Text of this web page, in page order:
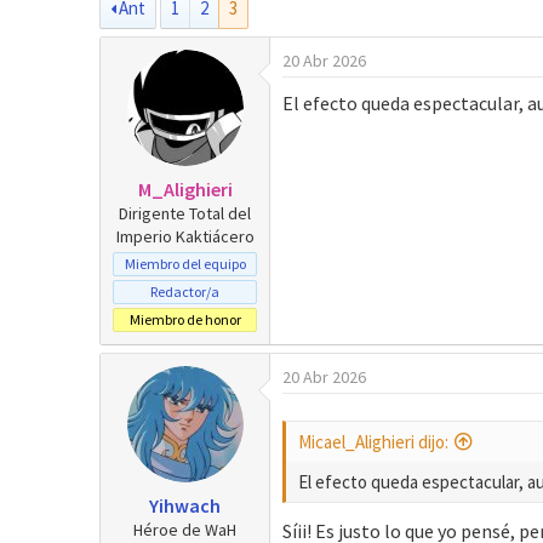
t
o
h
a
e
i
n
i
c
i
o
Ant
1 2 3
M_Alighieri
Dirigente Total del
Imperio Kaktiácero
Miembro del equipo
Redactor/a
Miembro de honor
20 Abr 2026
El efecto queda espectacular,
Yihwach
Héroe de WaH
20 Abr 2026
Micael_Alighieri dijo:
El efecto queda espectacular,
Síii! Es justo lo que yo pensé,